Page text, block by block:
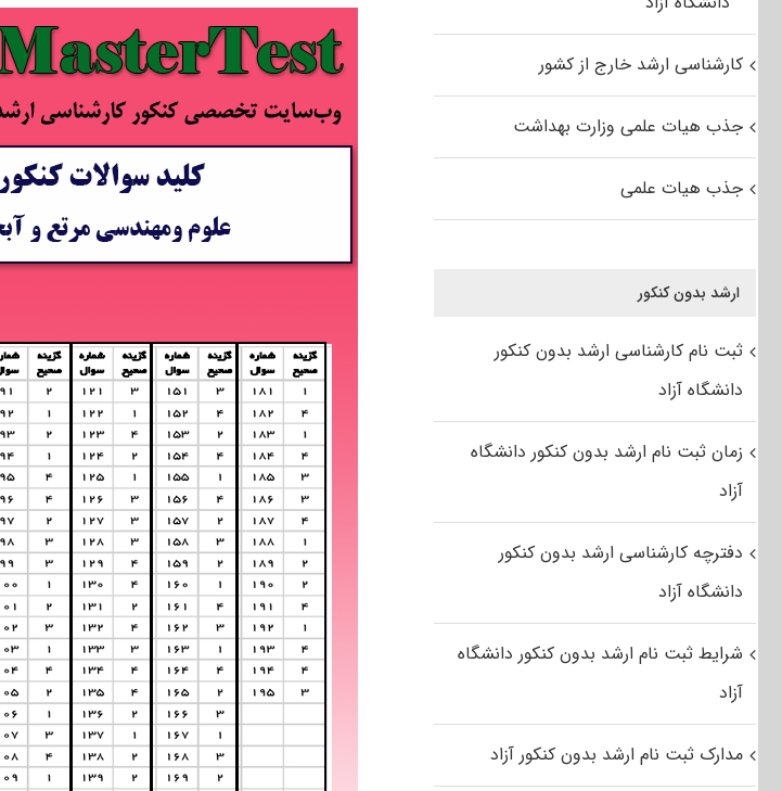
کارشناسی ارشد خارج از کشور
جذب هیات علمی وزارت بهداشت
جذب هیات علمی
ارشد بدون کنکور
ثبت نام کارشناسی ارشد بدون کنکور
دانشگاه آزاد
زمان ثبت نام ارشد بدون کنکور دانشگاه
آزاد
دفترچه کارشناسی ارشد بدون کنکور
دانشگاه آزاد
شرایط ثبت نام ارشد بدون کنکور دانشگاه
آزاد
مدارک ثبت نام ارشد بدون کنکور آزاد